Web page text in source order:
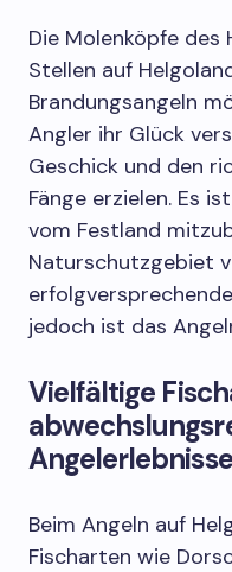
Die Molenköpfe des
Stellen auf
Brandungsangeln
Angler ihr Glück
Geschick und den
Fänge erzielen. Es
vom Festland
Naturschutzgebiet
jedoch ist das
Vielfältige
Angelerlebnisse
Beim Angeln auf
Fischarten wie